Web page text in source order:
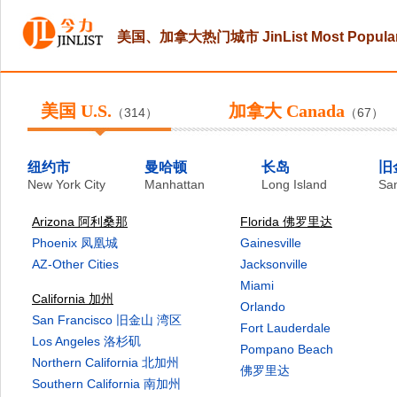
美国、加拿大热门城市 JinList Most
美国 U.S. （314） 加拿大 Canada （67）
纽约市
New York City
曼哈顿
Manhattan
长岛
Long Island
Arizona 阿利桑那
Phoenix 凤凰城
AZ-Other Cities
California 加州
San Francisco 旧金山 湾区
Los Angeles 洛杉矶
Northern California 北加州
Southern California 南加州
Florida 佛罗里达
Gainesville
Jacksonville
Miami
Orlando
Fort Lauderdale
Pompano Beach
佛罗里达